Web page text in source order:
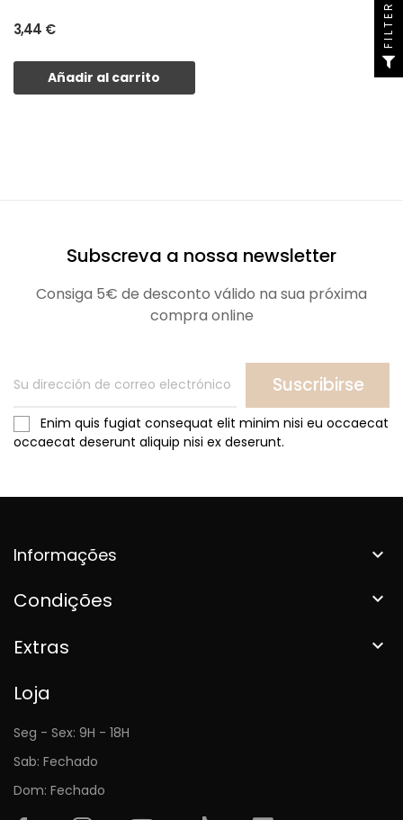
3,44 €
Añadir al carrito
Subscreva a nossa newsletter
Consiga 5€ de desconto válido na sua próxima
compra online
Suscribirse
Enim quis fugiat consequat elit minim nisi eu occaecat
occaecat deserunt aliquip nisi ex deserunt.
Informações 
Condições 
Extras 
Loja
Seg - Sex: 9H - 18H
Sab: Fechado
Dom: Fechado
FILTER